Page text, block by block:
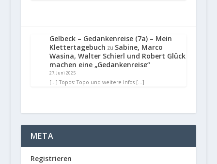
Gelbeck – Gedankenreise (7a) – Mein
Klettertagebuch zu Sabine, Marco
Wasina, Walter Schierl und Robert Glück
machen eine „Gedankenreise“
27. Juni 2025
[…] Topos: Topo und weitere Infos […]
META
Registrieren